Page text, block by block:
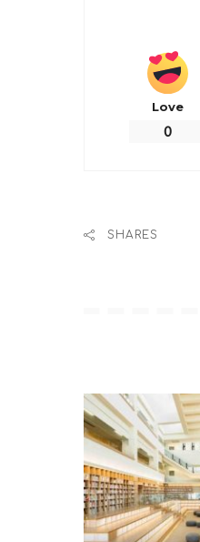
Love
0
SHARES